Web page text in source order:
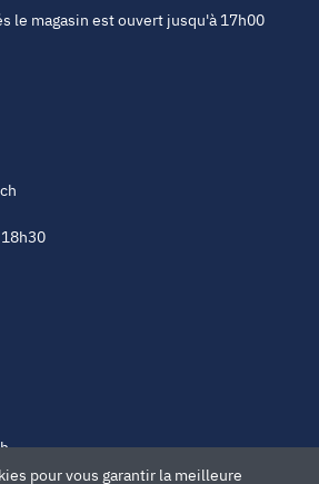
le magasin est ouvert jusqu'à 17h00
pour vous garantir la meilleure